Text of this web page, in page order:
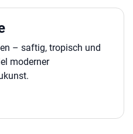
– saftig, tropisch und
moderner